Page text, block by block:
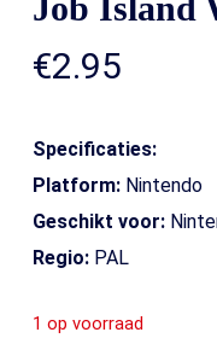
€2.95
Specificaties:
Platform:Nintendo
Geschikt voor:
Regio:PAL
1 op voorraad